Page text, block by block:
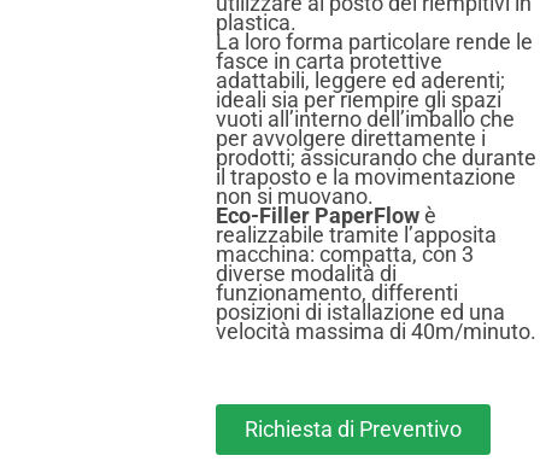
plastica.
La loro forma particolare rende le
fasce in carta protettive
adattabili, leggere ed aderenti;
ideali sia per riempire gli spazi
vuoti all’interno dell’imballo che
per avvolgere direttamente i
prodotti; assicurando che durante
il traposto e la movimentazione
non si muovano.
Eco-Filler PaperFlowè
realizzabile tramite l’apposita
macchina: compatta, con 3
diverse modalità di
funzionamento, differenti
posizioni di istallazione ed una
velocità massima di 40m/minuto.
Richiesta di Preventivo